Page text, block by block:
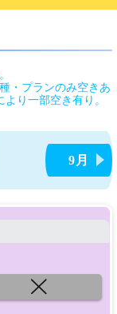
・プランのみ空きあ
り一部空き有り。
9月